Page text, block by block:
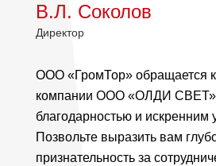
В.Л. Соколов
Директор
ООО «ГромТор» обращается к
компании ООО «ОЛДИ СВЕТ»
благодарностью и искренним
Позвольте выразить вам
признательность за